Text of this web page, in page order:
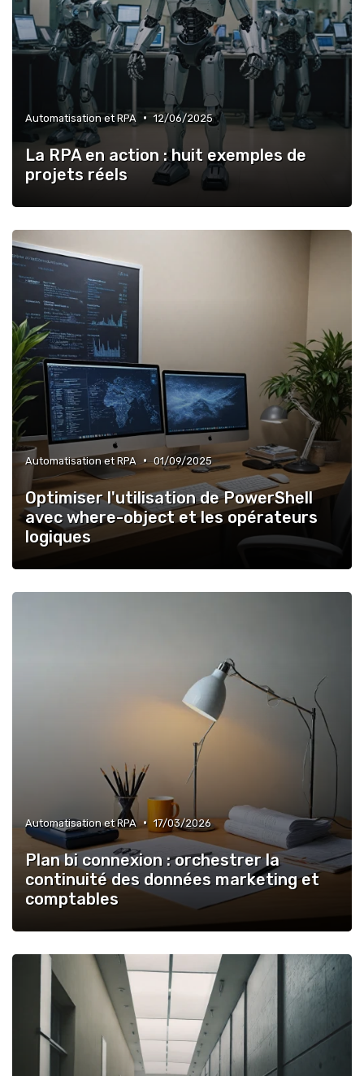
Automatisation et RPA • 12/06/2025
La RPA en action : huit exemples de
projets réels
Automatisation et RPA • 01/09/2025
Optimiser l'utilisation de PowerShell
avec where-object et les opérateurs
logiques
Automatisation et RPA • 17/03/2026
Plan bi connexion : orchestrer la
continuité des données marketing et
comptables